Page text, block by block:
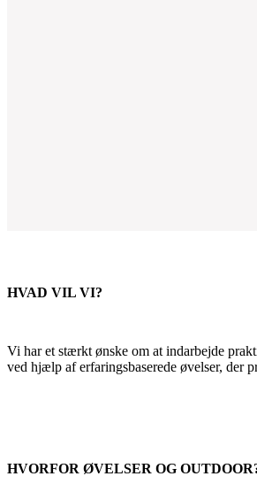
HVAD VIL VI?
Vi har et stærkt ønske om at indarbejde
ved hjælp af erfaringsbaserede øvelser, der
HVORFOR ØVELSER OG